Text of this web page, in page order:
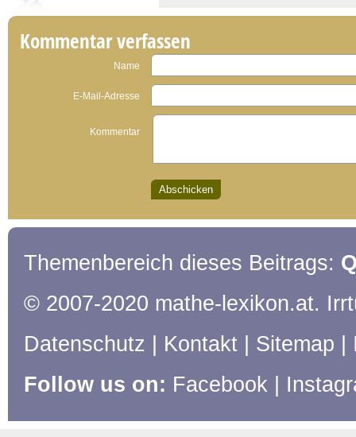
Kommentar verfassen
Name
E-Mail-Adresse
Kommentar
Themenbereich dieses Beitrags:
© 2007-2020 mathe-lexikon.at.
Datenschutz
Kontakt Sitemap
Follow us on: Facebook